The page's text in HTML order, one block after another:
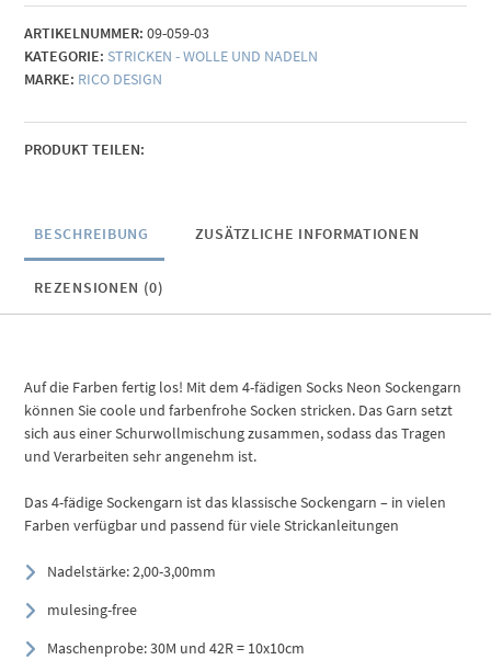
Neon
4-
fädig,
lila
ARTIKELNUMMER: 09-059-03
KATEGORIE: STRICKEN - WOLLE UND NADELN
MARKE: RICO DESIGN
PRODUKT TEILEN:
BESCHREIBUNG ZUSÄTZLICHE INFORMATIONEN
REZENSIONEN (0)
Auf die Farben fertig los! Mit dem 4-fädigen Socks Neon Sockengarn
können Sie coole und farbenfrohe Socken stricken. Das Garn setzt
sich aus einer Schurwollmischung zusammen, sodass das Tragen
und Verarbeiten sehr angenehm ist.
Das 4-fädige Sockengarn ist das klassische Sockengarn – in vielen
Farben verfügbar und passend für viele Strickanleitungen
Nadelstärke: 2,00-3,00mm
mulesing-free
Maschenprobe: 30M und 42R = 10x10cm